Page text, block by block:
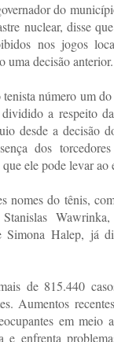
do
nuclear, disse
nos jogos
uma decisão anterior.
número um
a respeito
desde a decisão
dos
ele pode levar ao
nomes do tênis,
Simona Halep, já
de 815.440
Aumentos
em meio
e enfrenta